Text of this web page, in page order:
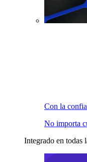
Con la
No importa
Integrado en todas